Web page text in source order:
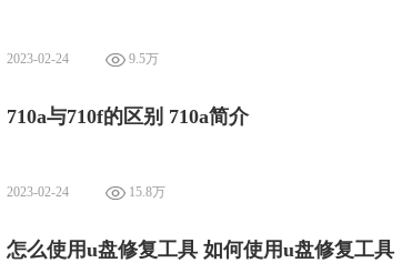
2023-02-24 9.5万
710a与710f的区别 710a简介
2023-02-24 15.8万
怎么使用u盘修复工具 如何使用u盘修复工具